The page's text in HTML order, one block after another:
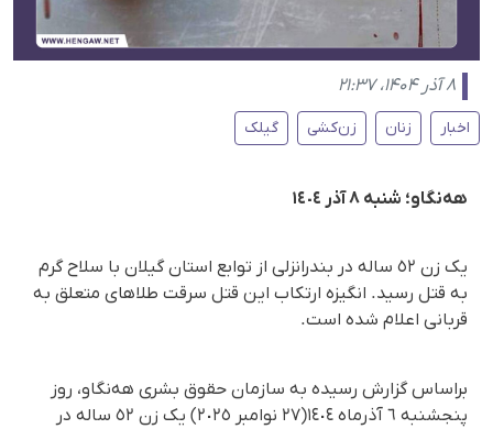
۸ آذر ۱۴۰۴، ۲۱:۳۷
اخبار زنان زن‌کشی گیلک
هەنگاو؛ شنبە ٨ آذر ١٤٠٤
یک زن ٥٢ سالە در بندرانزلی از توابع استان گیلان با سلاح گرم
بە قتل رسید. انگیزه ارتکاب این قتل سرقت طلاهای متعلق بە
قربانی اعلام شدە است.
براساس گزارش رسیده به سازمان حقوق بشری هه‌نگاو، روز
پنجشنبە ٦ آذرماه ١٤٠٤(٢٧ نوامبر ٢٠٢٥) یک زن ٥٢ سالە در